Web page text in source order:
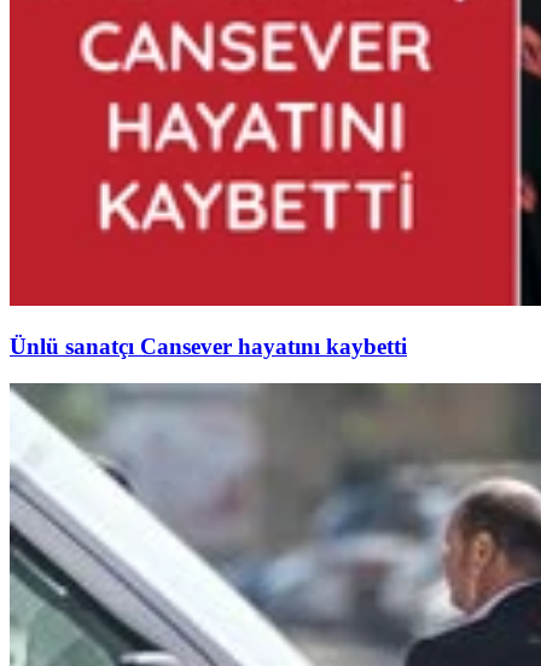
Ünlü sanatçı Cansever hayatını kaybetti